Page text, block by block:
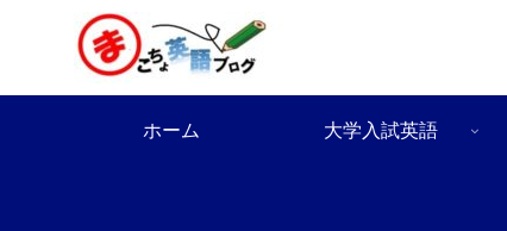
ホーム 大学入試英語